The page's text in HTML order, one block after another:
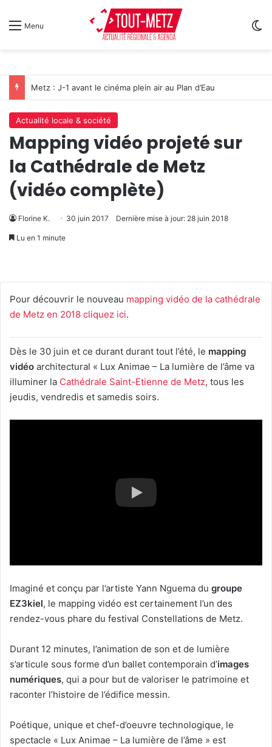
Menu
Metz : J-1 avant le cinéma plein air au Plan d’Eau
Actualité locale & société
Mapping vidéo projeté sur
la Cathédrale de Metz
(vidéo complète)
Florine K. 30 juin 2017 Dernière mise à jour: 28 juin 2018
Lu en 1 minute
Pour découvrir le nouveau mapping vidéo de la cathédrale
de Metz en 2018 cliquez ici.
Dès le 30 juin et ce durant durant tout l’été, le mapping
vidéo architectural « Lux Animae – La lumière de l’âme va
illuminer la Cathédrale Saint-Etienne de Metz, tous les
jeudis, vendredis et samedis soirs.
Imaginé et conçu par l’artiste Yann Nguema du groupe
EZ3kiel, le mapping vidéo est certainement l’un des
rendez-vous phare du festival Constellations de Metz.
Durant 12 minutes, l’animation de son et de lumière
s’articule sous forme d’un ballet contemporain d’images
numériques, qui a pour but de valoriser le patrimoine et
raconter l’histoire de l’édifice messin.
Poétique, unique et chef-d’oeuvre technologique, le
spectacle « Lux Animae – La lumière de l’âme » est